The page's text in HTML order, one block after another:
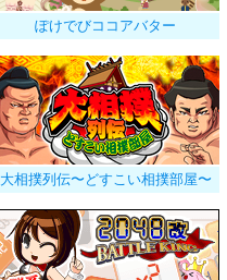
ぽけでびココアバター
大相撲列伝〜どすこい相撲部屋〜